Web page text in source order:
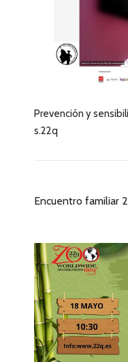
Prevención y
s.22q
Encuentro familiar